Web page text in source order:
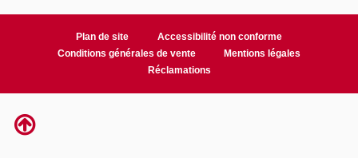
Plan de site
Accessibilité non conforme
Conditions générales de vente
Mentions légales
Réclamations